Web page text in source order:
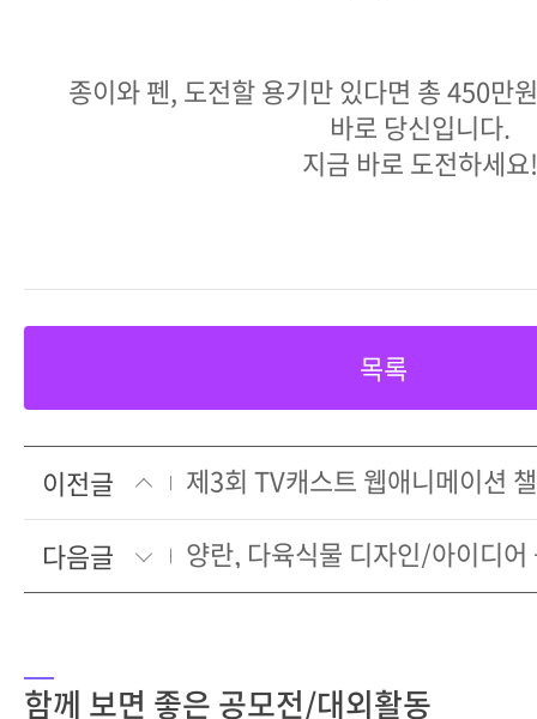
종이와 펜, 도전할 용기만 있다면 총 450만
바로 당신입니다.
지금 바로 도전하세요!
목록
이전글
제3회 TV캐스트 웹애니메이션
다음글
양란, 다육식물 디자인/아이디어
함께 보면 좋은 공모전/대외활동